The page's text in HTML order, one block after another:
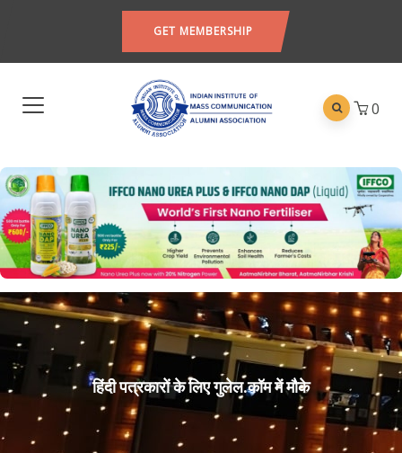
GET MEMBERSHIP
0
हिंदी पत्रकारों के लिए गुलेल.कॉम में मौके